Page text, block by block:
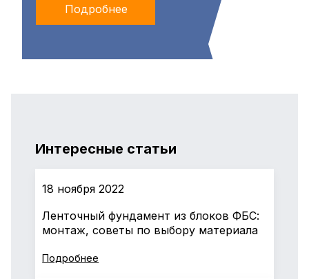
Подробнее
Интересные статьи
18 ноября 2022
Ленточный фундамент из блоков ФБС:
монтаж, советы по выбору материала
Подробнее